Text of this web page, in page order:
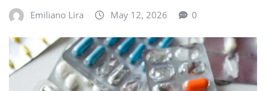
Emiliano Lira May 12, 2026 0